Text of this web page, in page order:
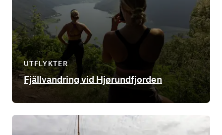
UTFLYKTER
Fjällvandring vid Hjørundfjorden